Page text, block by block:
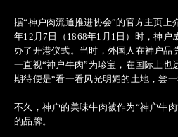
据“神户肉流通推进协会”的官方主页上
年12月7日（1868年1月1日）时，神户
办了开港仪式。当时，外国人在神户品
一直视“神户牛肉”为珍宝，在国际上也
期待便是“看一看风光明媚的土地，尝一
不久，神户的美味牛肉被作为“神户牛
的品牌。